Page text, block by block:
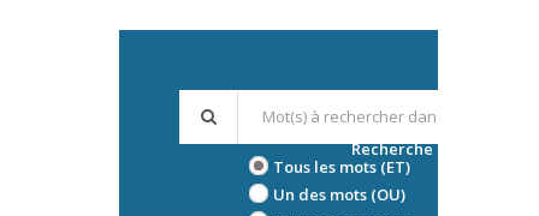
Tous les mots (ET)
Un des mots (OU)
Recherche avancée